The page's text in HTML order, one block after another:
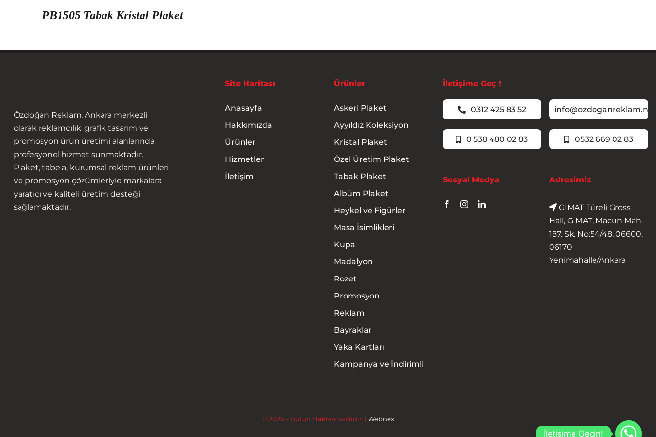
PB1505 Tabak Kristal Plaket
Özdoğan Reklam, Ankara merkezli
olarak reklamcılık, grafik tasarım ve
promosyon ürün üretimi alanlarında
profesyonel hizmet sunmaktadır.
Plaket, tabela, kurumsal reklam ürünleri
ve promosyon çözümleriyle markalara
yaratıcı ve kaliteli üretim desteği
sağlamaktadır.
Site Haritası
Anasayfa
Hakkımızda
Ürünler
Hizmetler
İletişim
Ürünler
Askeri Plaket
Ayyıldız Koleksiyon
Kristal Plaket
Özel Üretim Plaket
Tabak Plaket
Albüm Plaket
Heykel ve Figürler
Masa İsimlikleri
Kupa
Madalyon
Rozet
Promosyon
Reklam
Bayraklar
Yaka Kartları
Kampanya ve İndirimli
İletişime Geç !
0312 425 83 52 info@ozdoganreklam.net
0 538 480 02 83 0532 669 02 83
Sosyal Medya Adresimiz
GİMAT Türeli Gross
Hall, GİMAT, Macun Mah.
187. Sk. No:54/48, 06600,
06170
Yenimahalle/Ankara
© 2026 – Bütün Hakları Saklıdır. | Webnex
Anasayfa
Hakkımızda
Ürünler
İletişime Geçin!